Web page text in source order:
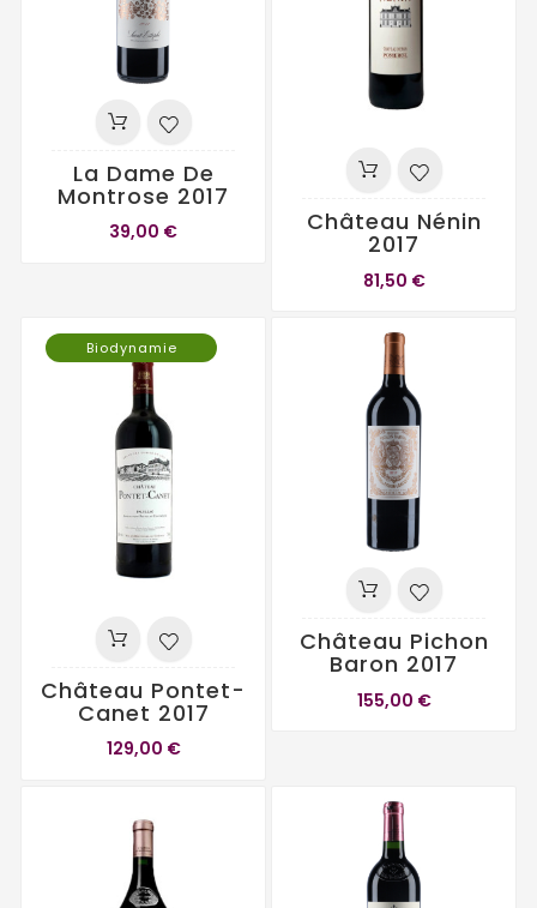
La Dame De
Montrose 2017
39,00 € Château Nénin
2017
81,50 €
Biodynamie
Château Pontet-
Canet 2017
129,00 €
Château Pichon
Baron 2017
155,00 €